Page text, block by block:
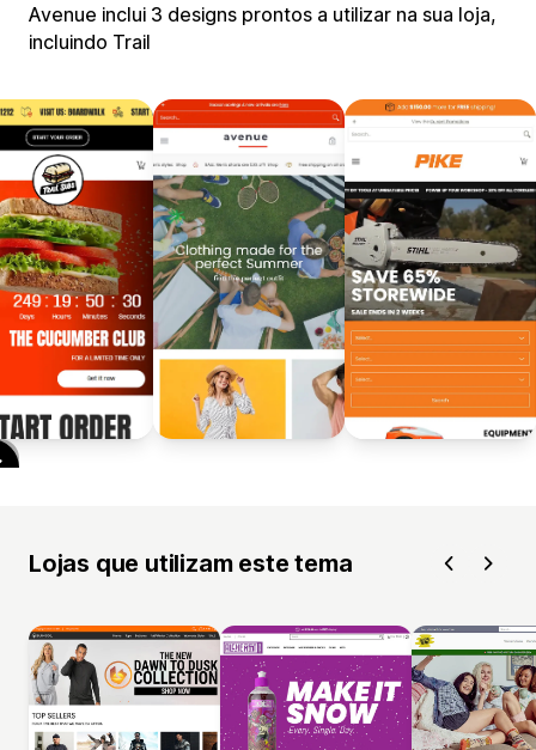
Avenue inclui 3 designs prontos a utilizar na sua loja,
incluindo Trail
Lojas que utilizam este tema